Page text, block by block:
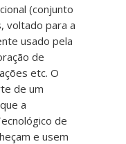
(conjunto
voltado para a
usado pela
de
etc. O
de um
a
de
e usem